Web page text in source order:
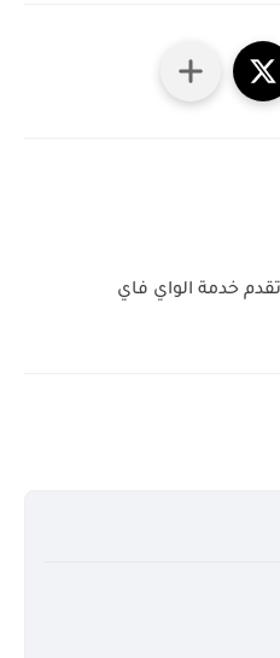
خدمة الواي فاي